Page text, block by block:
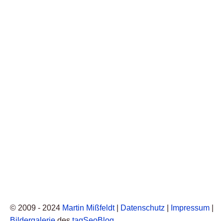
© 2009 - 2024 Martin Mißfeldt| Datenschutz Impressum